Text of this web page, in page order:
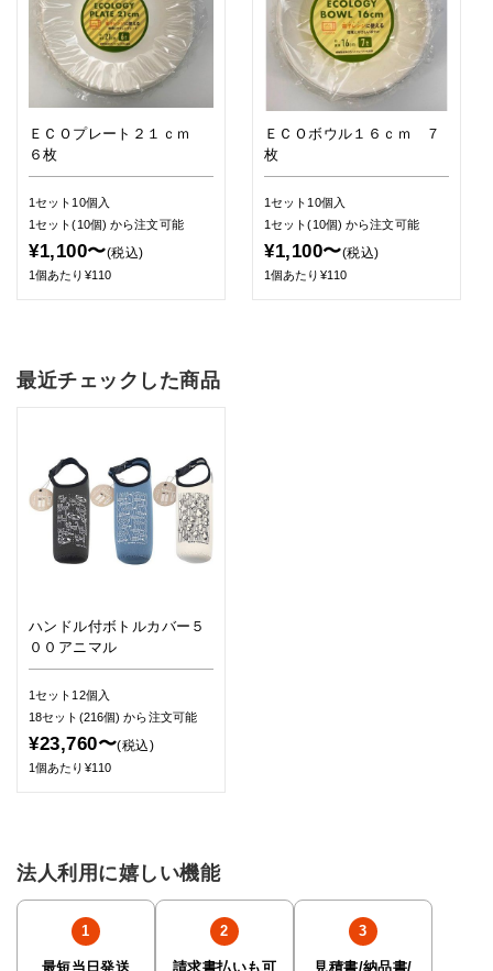
ＥＣＯプレート２１ｃｍ
６枚
1セット10個入
1セット(10個)から注文可能
¥1,100〜(税込)
1個あたり¥110
ＥＣＯボウル１６ｃｍ ７
枚
1セット10個入
1セット(10個)から注文可能
¥1,100〜(税込)
1個あたり¥110
最近チェックした商品
ハンドル付ボトルカバー５
００アニマル
1セット12個入
18セット(216個)から注文可能
¥23,760〜(税込)
1個あたり¥110
法人利用に嬉しい機能
最短当日発送 請求書払いも可 見積書/納品書/